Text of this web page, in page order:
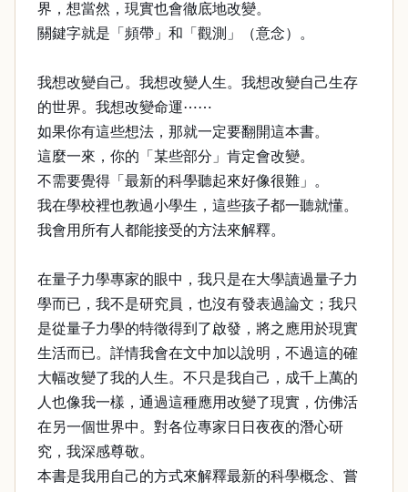
界，想當然，現實也會徹底地改變。
關鍵字就是「頻帶」和「觀測」（意念）。
我想改變自己。我想改變人生。我想改變自己生存
的世界。我想改變命運⋯⋯
如果你有這些想法，那就一定要翻開這本書。
這麼一來，你的「某些部分」肯定會改變。
不需要覺得「最新的科學聽起來好像很難」。
我在學校裡也教過小學生，這些孩子都一聽就懂。
我會用所有人都能接受的方法來解釋。
在量子力學專家的眼中，我只是在大學讀過量子力
學而已，我不是研究員，也沒有發表過論文；我只
是從量子力學的特徵得到了啟發，將之應用於現實
生活而已。詳情我會在文中加以說明，不過這的確
大幅改變了我的人生。不只是我自己，成千上萬的
人也像我一樣，通過這種應用改變了現實，仿佛活
在另一個世界中。對各位專家日日夜夜的潛心研
究，我深感尊敬。
本書是我用自己的方式來解釋最新的科學概念、嘗